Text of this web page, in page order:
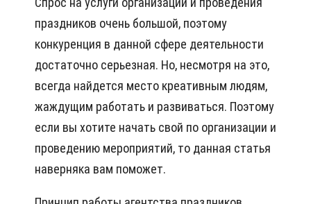
праздников очень большой, поэтому
конкуренция в данной сфере деятельности
достаточно серьезная. Но, несмотря на это,
всегда найдется место креативным людям,
жаждущим работать и развиваться. Поэтому
если вы хотите начать свой по организации и
проведению мероприятий, то данная статья
наверняка вам поможет.